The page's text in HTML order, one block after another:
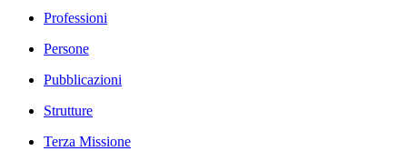
Professioni
Persone
Pubblicazioni
Strutture
Terza Missione